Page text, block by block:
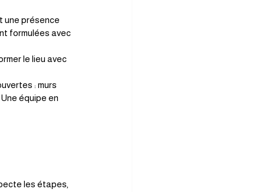
une présence
formulées avec
le lieu avec
: murs
équipe en
les étapes,